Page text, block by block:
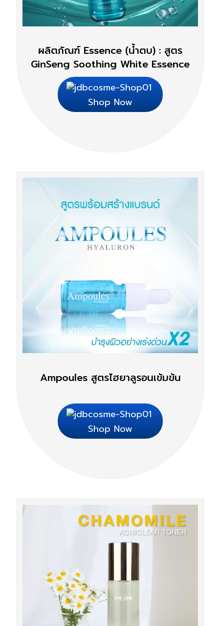
ผลิตภัณฑ์ Essence (น้ำตบ) : สูตร
GinSeng Soothing White Essence
Shop Now
Ampoules สูตรไฮยาลูรอนเข้มข้น
Shop Now